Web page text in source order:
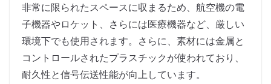
非常に限られたスペースに収まるため、航空機の電
子機器やロケット、さらには医療機器など、厳しい
環境下でも使用されます。さらに、素材には金属と
コントロールされたプラスチックが使われており、
耐久性と信号伝送性能が向上しています。